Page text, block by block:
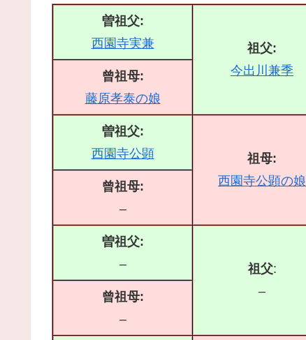
曽祖父:
西園寺実兼
祖父:
今出川兼季
曾祖母:
藤原孝泰の娘
曽祖父:
西園寺公顕
祖母:
西園寺公顕の娘
曾祖母:
–
曽祖父:
–
祖父:
–
曾祖母:
–